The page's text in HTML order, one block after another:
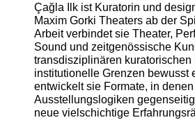
Çağla Ilk ist Kuratorin und
Maxim Gorki Theaters ab der
Arbeit verbindet sie Theater,
Sound und zeitgenössische
transdisziplinären kuratorischen
institutionelle Grenzen bewusst
entwickelt sie Formate, in
Ausstellungslogiken
neue vielschichtige